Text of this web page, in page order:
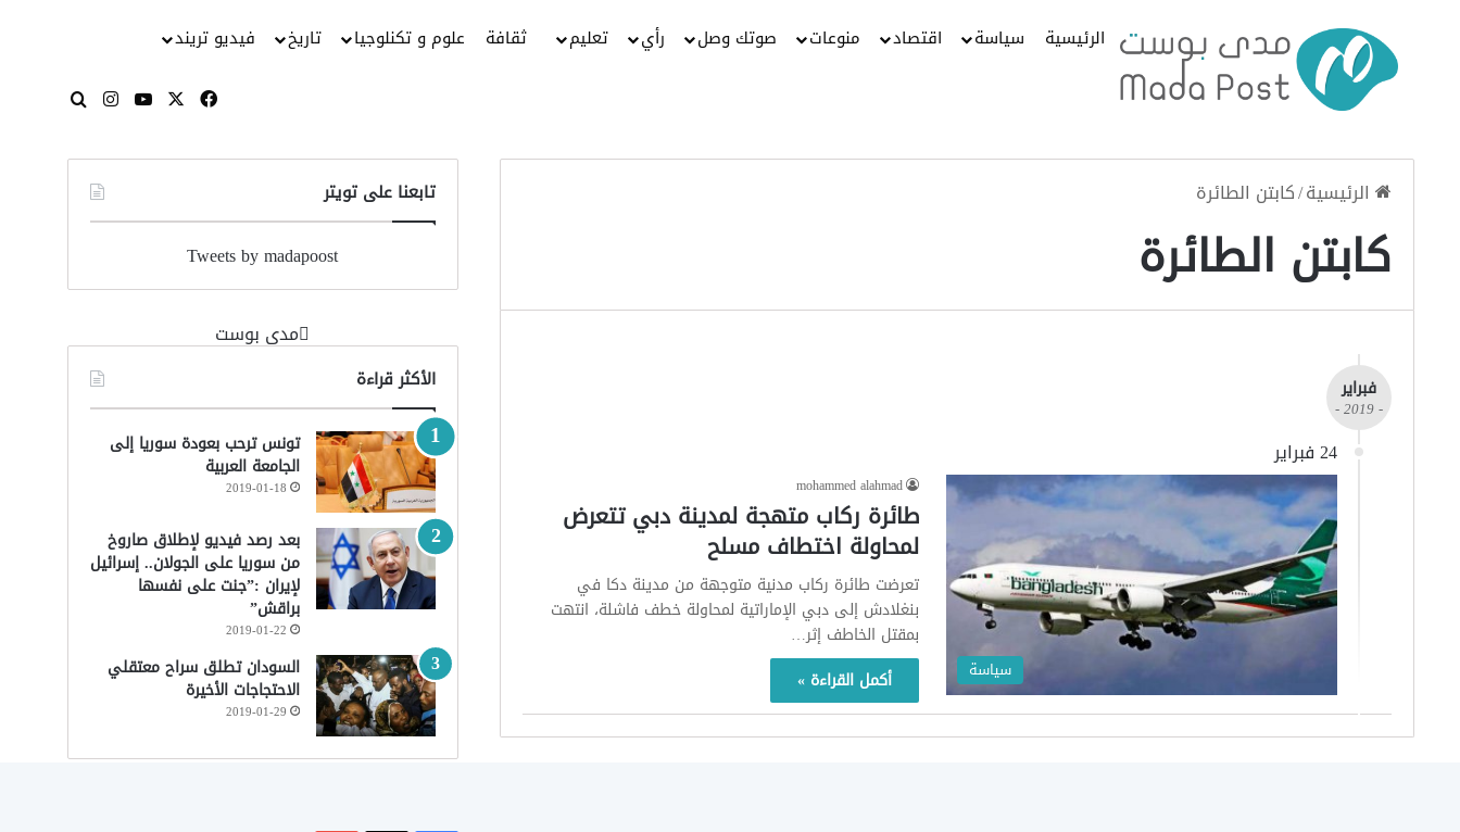
الرئيسية سياسة اقتصاد منوعات صوتك وصل رأي تعليم ثقافة علوم و تكنلوجيا تاريخ فيديو تريند
فيسبوك
‫X
‫YouTube
انستقرامبحث عن
الرئيسية/كابتن الطائرة
كابتن الطائرة
فبراير
- 2019 -
24 فبراير
سياسة
mohammed alahmad
طائرة ركاب متهجة لمدينة دبي تتعرض
لمحاولة اختطاف مسلح
تعرضت طائرة ركاب مدنية متوجهة من مدينة دكا في
بنغلادش إلى دبي الإماراتية لمحاولة خطف فاشلة، انتهت
بمقتل الخاطف إثر…
أكمل القراءة »
تابعنا على تويتر
Tweets by madapoost
‏مدى بوست‏
الأكثر قراءة
تونس ترحب بعودة سوريا إلى
الجامعة العربية
2019-01-18
بعد رصد فيديو لإطلاق صاروخ
من سوريا على الجولان.. إسرائيل
لإيران :”جنت على نفسها
براقش”
2019-01-22
السودان تطلق سراح معتقلي
الاحتجاجات الأخيرة
2019-01-29